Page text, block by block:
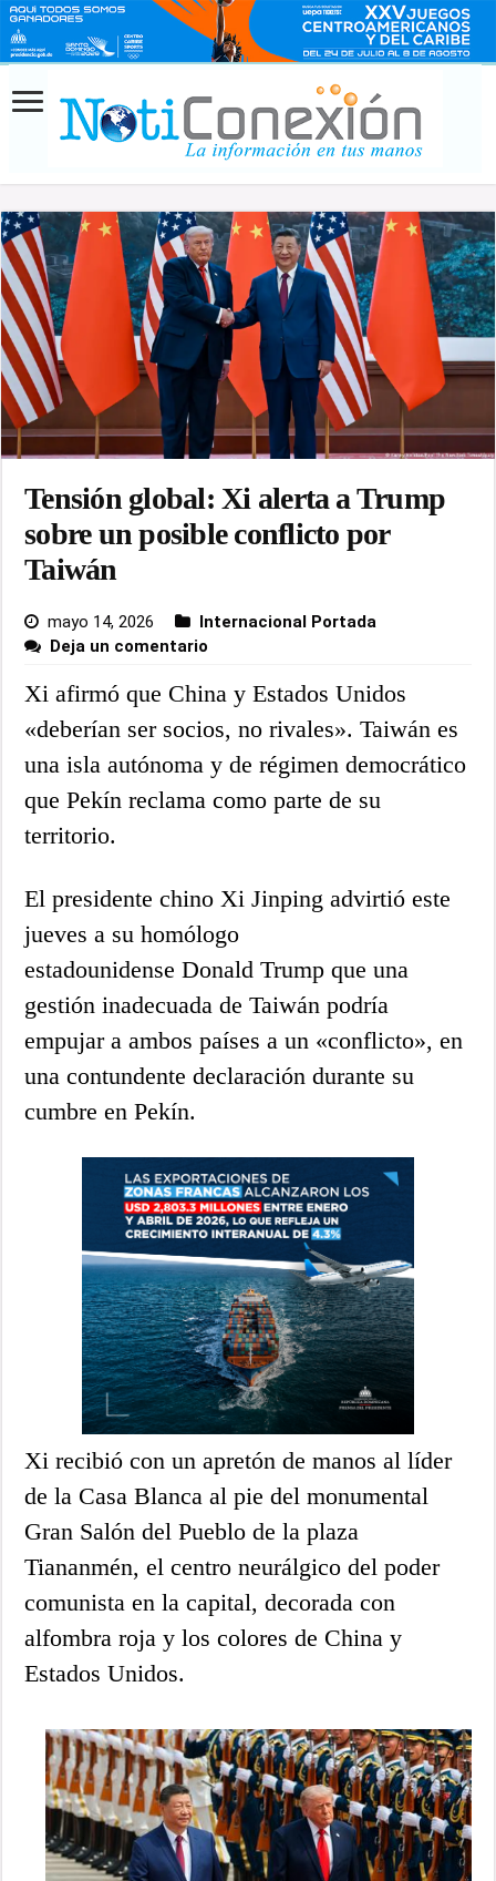
Tensión global: Xi alerta a Trump
sobre un posible conflicto por
Taiwán
mayo 14, 2026
Internacional Portada
Deja un comentario
Xi afirmó que China y Estados Unidos
«deberían ser socios, no rivales». Taiwán​ es​​​​​
una isla autónoma y de régimen democrático
que Pekín reclama como parte de su
territorio.
El presidente chino Xi Jinping advirtió este
jueves a su homólogo
estadounidense Donald Trump que una
gestión inadecuada de Taiwán podría
empujar a ambos países a un «conflicto», en
una contundente declaración durante su
cumbre en Pekín.
Xi recibió con un apretón de manos al líder
de la Casa Blanca al pie del monumental
Gran Salón del Pueblo de la plaza
Tiananmén, el centro neurálgico del poder
comunista en la capital, decorada con
alfombra roja y los colores de China y
Estados Unidos.